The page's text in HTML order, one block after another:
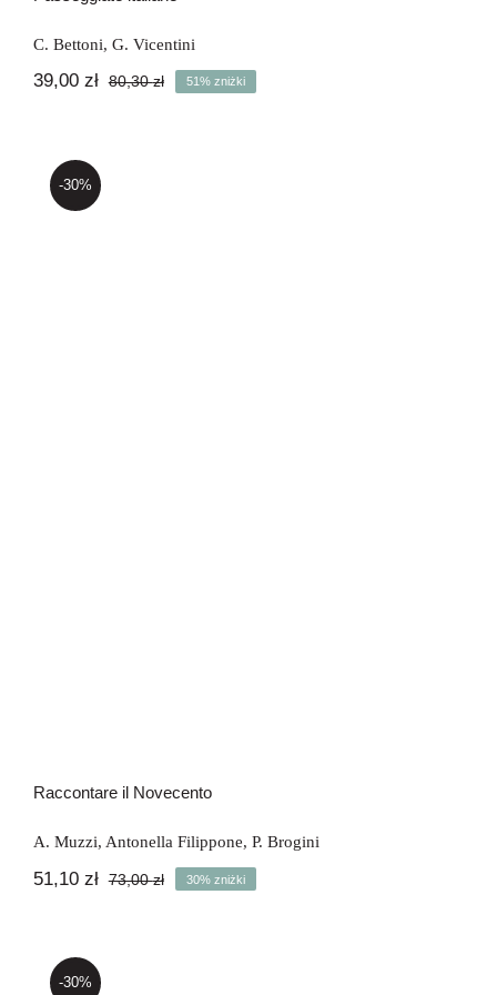
C. Bettoni, G. Vicentini
80,30złPierwotna
39,00 zł
Aktualna
51% zniżki
-30%
Raccontare il Novecento
A. Muzzi, Antonella Filippone, P. Brogini
73,00złPierwotna
51,10 zł
Aktualna
30% zniżki
-30%